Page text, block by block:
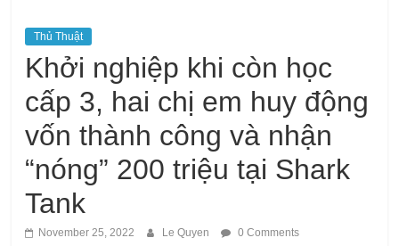
Thủ Thuật
Khởi nghiệp khi còn học
cấp 3, hai chị em huy động
vốn thành công và nhận
“nóng” 200 triệu tại Shark
Tank
November 25, 2022 Le Quyen 0 Comments